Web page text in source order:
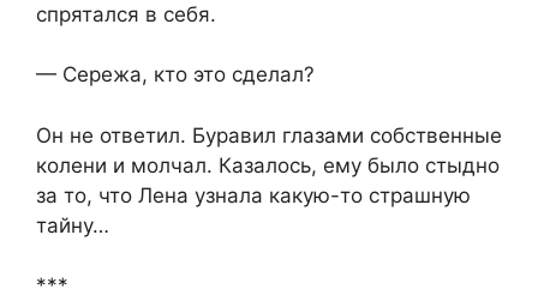
спрятался в себя.
— Сережа, кто это сделал?
Он не ответил. Буравил глазами собственные
колени и молчал. Казалось, ему было стыдно
за то, что Лена узнала какую-то страшную
тайну…
***